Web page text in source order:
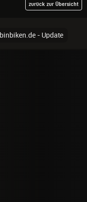
zurück zur Übersicht
binbiken.de - Update